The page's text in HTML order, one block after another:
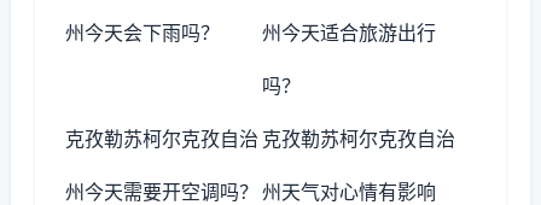
州今天会下雨吗？ 州今天适合旅游出行
吗？
克孜勒苏柯尔克孜自治
州今天需要开空调吗？
克孜勒苏柯尔克孜自治
州天气对心情有影响